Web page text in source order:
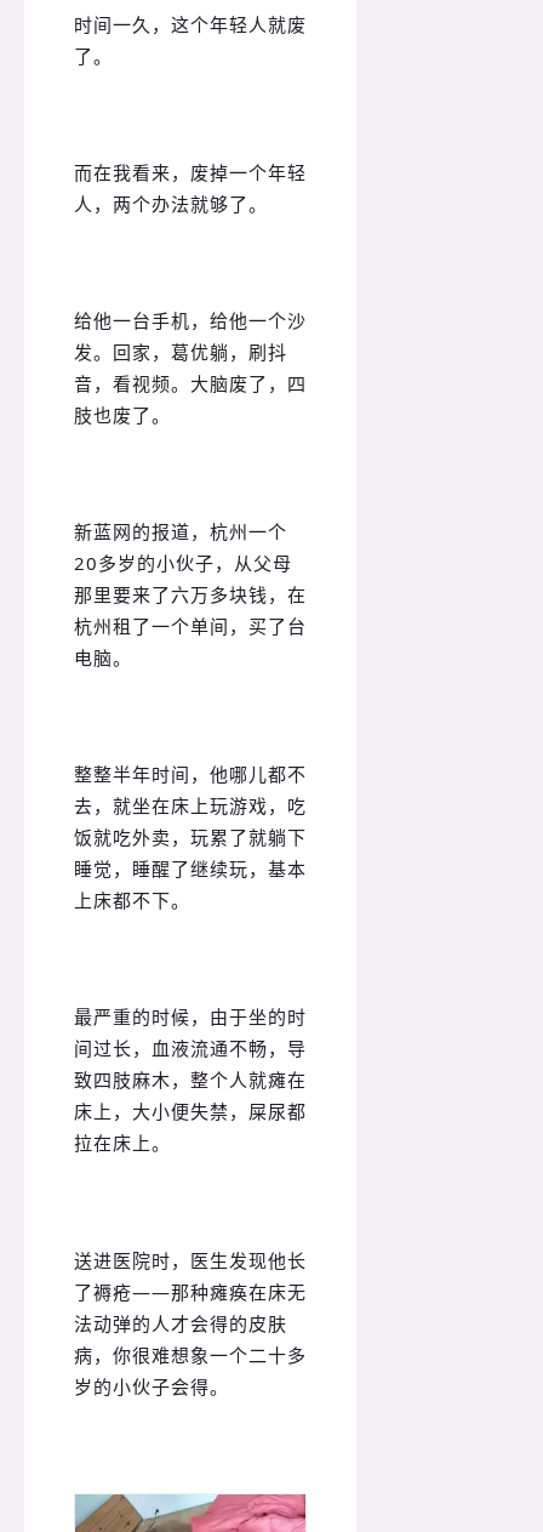
时间一久，这个年轻人就废
了。
而在我看来，废掉一个年轻
人，两个办法就够了。
给他一台手机，给他一个沙
发。回家，葛优躺，刷抖
音，看视频。大脑废了，四
肢也废了。
新蓝网的报道，杭州一个
20多岁的小伙子，从父母
那里要来了六万多块钱，在
杭州租了一个单间，买了台
电脑。
整整半年时间，他哪儿都不
去，就坐在床上玩游戏，吃
饭就吃外卖，玩累了就躺下
睡觉，睡醒了继续玩，基本
上床都不下。
最严重的时候，由于坐的时
间过长，血液流通不畅，导
致四肢麻木，整个人就瘫在
床上，大小便失禁，屎尿都
拉在床上。
送进医院时，医生发现他长
了褥疮——那种瘫痪在床无
法动弹的人才会得的皮肤
病，你很难想象一个二十多
岁的小伙子会得。